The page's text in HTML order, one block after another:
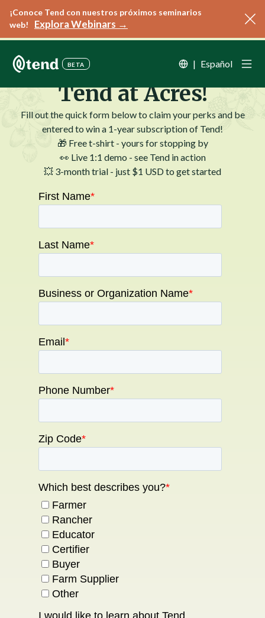
¡Conoce Tend con nuestros próximos seminarios
web!
Explora Webinars →
BETA | Español
Thanks for Visiting
Tend at Acres!
Fill out the quick form below to claim your perks and be
entered to win a 1-year subscription of Tend!
🎁 Free t-shirt - yours for stopping by
👀 Live 1:1 demo - see Tend in action
💥 3-month trial - just $1 USD to get started